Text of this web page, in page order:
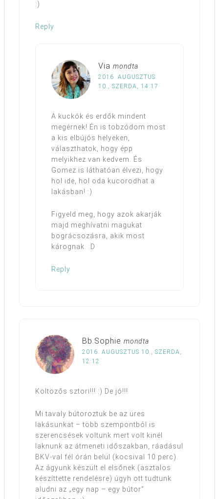
:)
Reply
Via mondta
2016. AUGUSZTUS
10., SZERDA, 14:17
A kuckók és erdők mindent
megérnek! Én is tobzódom most
a kis elbújós helyeken,
választhatok, hogy épp
melyikhez van kedvem. És
Gomez is láthatóan élvezi, hogy
hol ide, hol oda kucorodhat a
lakásban! :)
Figyeld meg, hogy azok akarják
majd meghívatni magukat
bográcsozásra, akik most
kárognak. :D
Reply
Bb.Sophie mondta
2016. AUGUSZTUS 10., SZERDA,
12:12
Költözős sztori!!! :) De jó!!!
Mi tavaly bútoroztuk be az üres
lakásunkat – több szempontból is
szerencsések voltunk mert volt kinél
laknunk az átmeneti időszakban, ráadásul
BKV-val fél órán belül (kocsival 10 perc).
Az ágyunk készült el elsőnek (asztalos
készíttette rendelésre) úgyh ott tudtunk
aludni az „egy nap – egy bútor”